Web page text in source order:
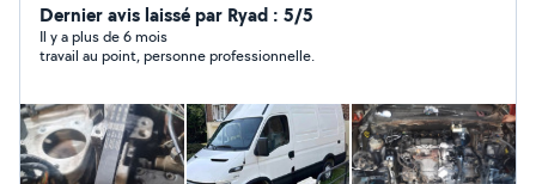
Dernier avis laissé par Ryad : 5/5
Il y a plus de 6 mois
travail au point, personne professionnelle.